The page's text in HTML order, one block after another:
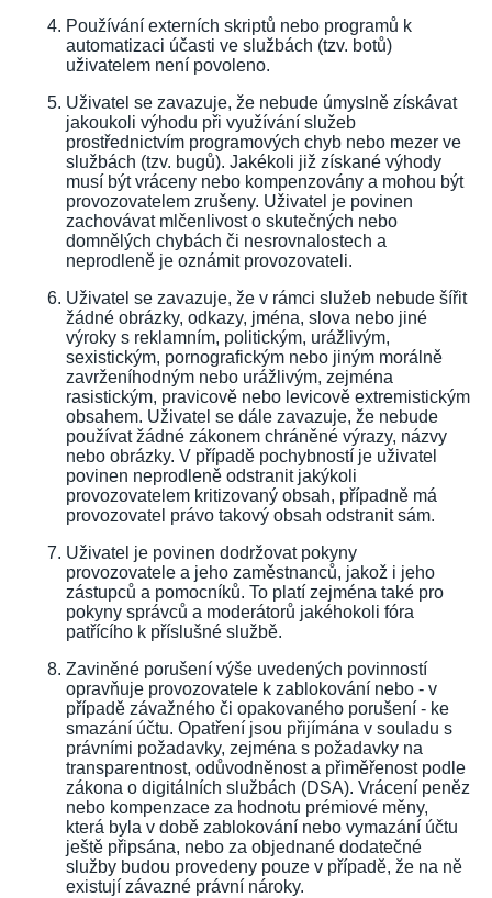
Používání externích skriptů nebo programů k
automatizaci účasti ve službách (tzv. botů)
uživatelem není povoleno.
Uživatel se zavazuje, že nebude úmyslně získávat
jakoukoli výhodu při využívání služeb
prostřednictvím programových chyb nebo mezer ve
službách (tzv. bugů). Jakékoli již získané výhody
musí být vráceny nebo kompenzovány a mohou být
provozovatelem zrušeny. Uživatel je povinen
zachovávat mlčenlivost o skutečných nebo
domnělých chybách či nesrovnalostech a
neprodleně je oznámit provozovateli.
Uživatel se zavazuje, že v rámci služeb nebude šířit
žádné obrázky, odkazy, jména, slova nebo jiné
výroky s reklamním, politickým, urážlivým,
sexistickým, pornografickým nebo jiným morálně
zavrženíhodným nebo urážlivým, zejména
rasistickým, pravicově nebo levicově extremistickým
obsahem. Uživatel se dále zavazuje, že nebude
používat žádné zákonem chráněné výrazy, názvy
nebo obrázky. V případě pochybností je uživatel
povinen neprodleně odstranit jakýkoli
provozovatelem kritizovaný obsah, případně má
provozovatel právo takový obsah odstranit sám.
Uživatel je povinen dodržovat pokyny
provozovatele a jeho zaměstnanců, jakož i jeho
zástupců a pomocníků. To platí zejména také pro
pokyny správců a moderátorů jakéhokoli fóra
patřícího k příslušné službě.
Zaviněné porušení výše uvedených povinností
opravňuje provozovatele k zablokování nebo - v
případě závažného či opakovaného porušení - ke
smazání účtu. Opatření jsou přijímána v souladu s
právními požadavky, zejména s požadavky na
transparentnost, odůvodněnost a přiměřenost podle
zákona o digitálních službách (DSA). Vrácení peněz
nebo kompenzace za hodnotu prémiové měny,
která byla v době zablokování nebo vymazání účtu
ještě připsána, nebo za objednané dodatečné
služby budou provedeny pouze v případě, že na ně
existují závazné právní nároky.